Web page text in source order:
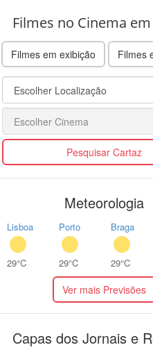
Filmes no Cinema
Filmes em exibição Filmes
Pesquisar Cartaz
Meteorologia
Lisboa
29°C
Porto
29°C
Braga
29°C
Ver mais Previsões
Capas dos Jornais e